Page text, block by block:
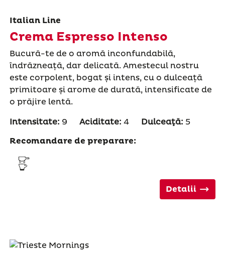
Italian Line
Crema Espresso Intenso
Bucură-te de o aromă inconfundabilă,
îndrăzneață, dar delicată. Amestecul nostru
este corpolent, bogat și intens, cu o dulceață
primitoare și arome de durată, intensificate de
o prăjire lentă.
Intensitate: 9 Aciditate: 4 Dulceaţă: 5
Recomandare de preparare:
Detalii